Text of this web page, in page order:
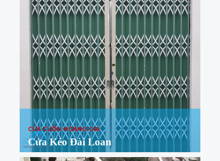
CỬA CUỐN HOÀNG GIA
Cửa Kéo Đài Loan